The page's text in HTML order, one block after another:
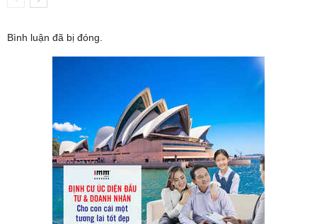
Bình luận đã bị đóng.